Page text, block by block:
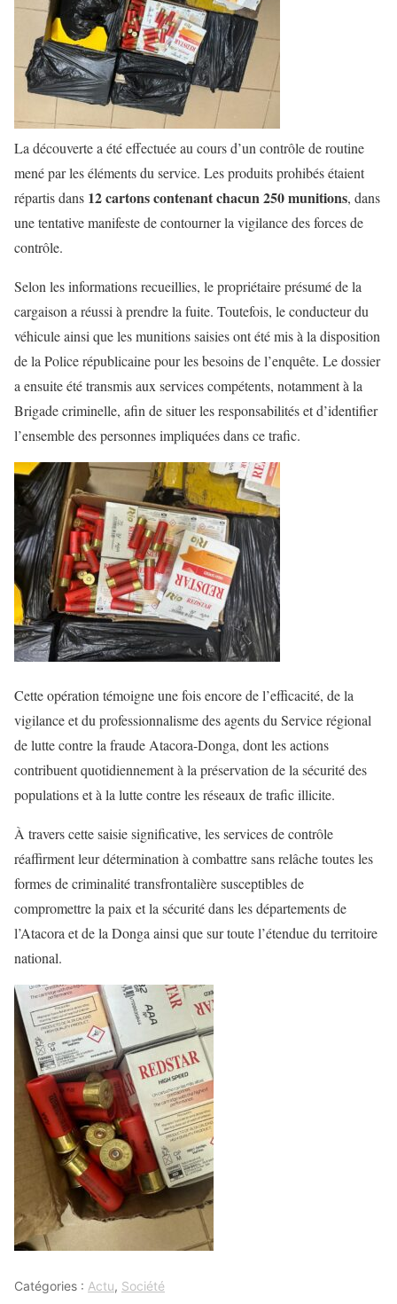
La découverte a été effectuée au cours d’un contrôle de routine
mené par les éléments du service. Les produits prohibés étaient
répartis dans 12 cartons contenant chacun 250 munitions, dans
une tentative manifeste de contourner la vigilance des forces de
contrôle.
Selon les informations recueillies, le propriétaire présumé de la
cargaison a réussi à prendre la fuite. Toutefois, le conducteur du
véhicule ainsi que les munitions saisies ont été mis à la disposition
de la Police républicaine pour les besoins de l’enquête. Le dossier
a ensuite été transmis aux services compétents, notamment à la
Brigade criminelle, afin de situer les responsabilités et d’identifier
l’ensemble des personnes impliquées dans ce trafic.
Cette opération témoigne une fois encore de l’efficacité, de la
vigilance et du professionnalisme des agents du Service régional
de lutte contre la fraude Atacora-Donga, dont les actions
contribuent quotidiennement à la préservation de la sécurité des
populations et à la lutte contre les réseaux de trafic illicite.
À travers cette saisie significative, les services de contrôle
réaffirment leur détermination à combattre sans relâche toutes les
formes de criminalité transfrontalière susceptibles de
compromettre la paix et la sécurité dans les départements de
l’Atacora et de la Donga ainsi que sur toute l’étendue du territoire
national.
Catégories : Actu, Société